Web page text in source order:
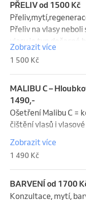
DLOUHÉ - 800,-
PŘELIV od 1500 Kč
Přeliv na vlasy
vlasy je typ dočasné
pigmenty nepronikají
ale drží se na
krytí a středně
ještě lepší finální
Střih je zdarma k ceně.
KRÁTKÉ = 1500,-
DLOUHÉ = 1800,-
EXTRA DLOUHÉ =
Zobrazit více
1 500 Kč
MALIBU C –
1490,-
Ošetření Malibu C =
čištění vlasů i
Tahle služba je
pokožku hlavy.
které přesně
potřebují a podle
míru.
Zobrazit více
1 490 Kč
BARVENÍ od 1700
Konzultace, mytí,